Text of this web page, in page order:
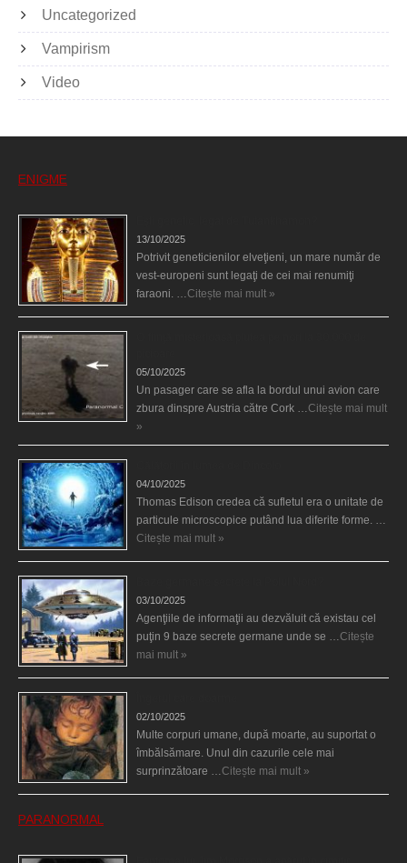
Uncategorized
Vampirism
Video
ENIGME
13/10/2025
Potrivit geneticienilor elveţieni, un mare număr de
vest-europeni sunt legaţi de cei mai renumiţi
faraoni. … Citește mai mult »
05/10/2025
Un pasager care se afla la bordul unui avion care
zbura dinspre Austria către Cork … Citește mai mult
»
04/10/2025
Thomas Edison credea că sufletul era o unitate de
particule microscopice putând lua diferite forme. …
Citește mai mult »
03/10/2025
Agenţiile de informaţii au dezvăluit că existau cel
puţin 9 baze secrete germane unde se … Citește
mai mult »
02/10/2025
Multe corpuri umane, după moarte, au suportat o
îmbălsămare. Unul din cazurile cele mai
surprinzătoare … Citește mai mult »
PARANORMAL